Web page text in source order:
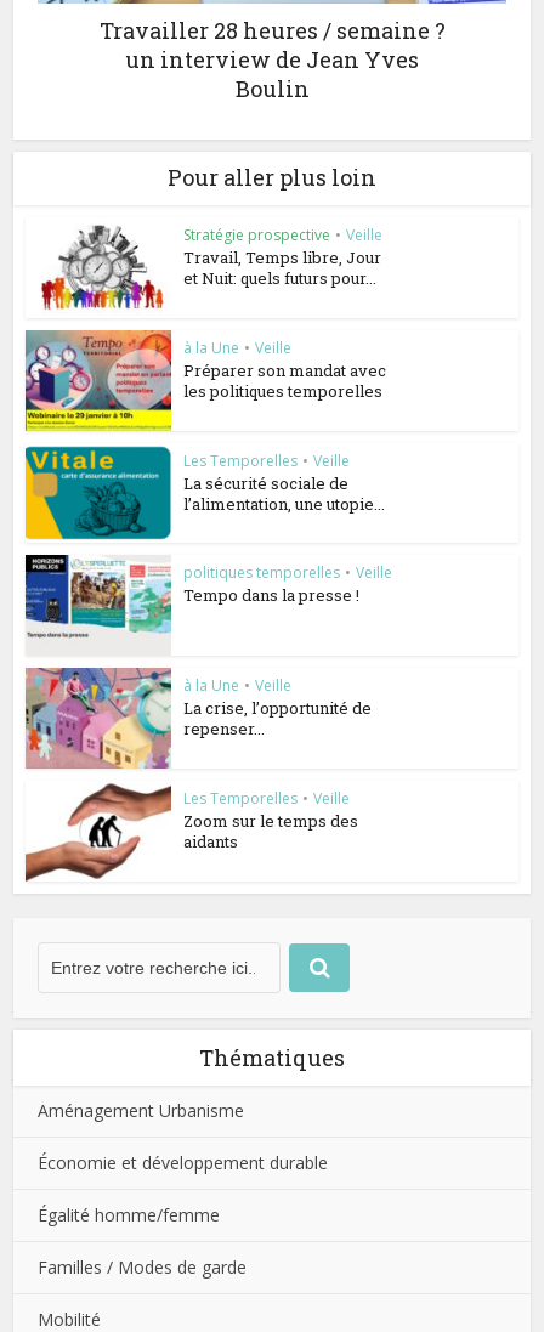
Travailler 28 heures / semaine ?
un interview de Jean Yves
Boulin
Pour aller plus loin
Stratégie prospective • Veille
Travail, Temps libre, Jour
et Nuit: quels futurs pour...
à la Une • Veille
Préparer son mandat avec
les politiques temporelles
Les Temporelles • Veille
La sécurité sociale de
l’alimentation, une utopie...
politiques temporelles • Veille
Tempo dans la presse !
à la Une • Veille
La crise, l’opportunité de
repenser...
Les Temporelles • Veille
Zoom sur le temps des
aidants
Thématiques
Aménagement Urbanisme
Économie et développement durable
Égalité homme/femme
Familles / Modes de garde
Mobilité